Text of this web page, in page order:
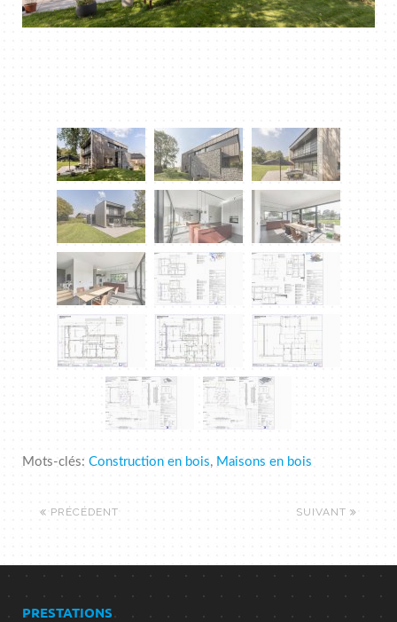
Mots-clés: Construction en bois, Maisons en bois
PRÉCÉDENT SUIVANT
PRESTATIONS